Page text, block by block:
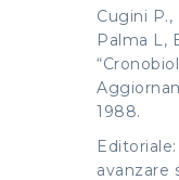
Cugini P.,
Palma L,
1988.
avanzare